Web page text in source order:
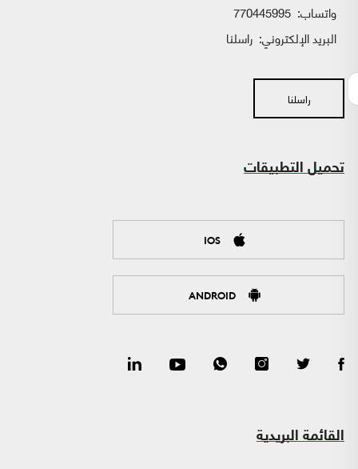
واتساب:
البريد الإلكتروني: راسلنا
راسلنا
تحميل التطبيقات
IOS
ANDROID
القائمة البريدية